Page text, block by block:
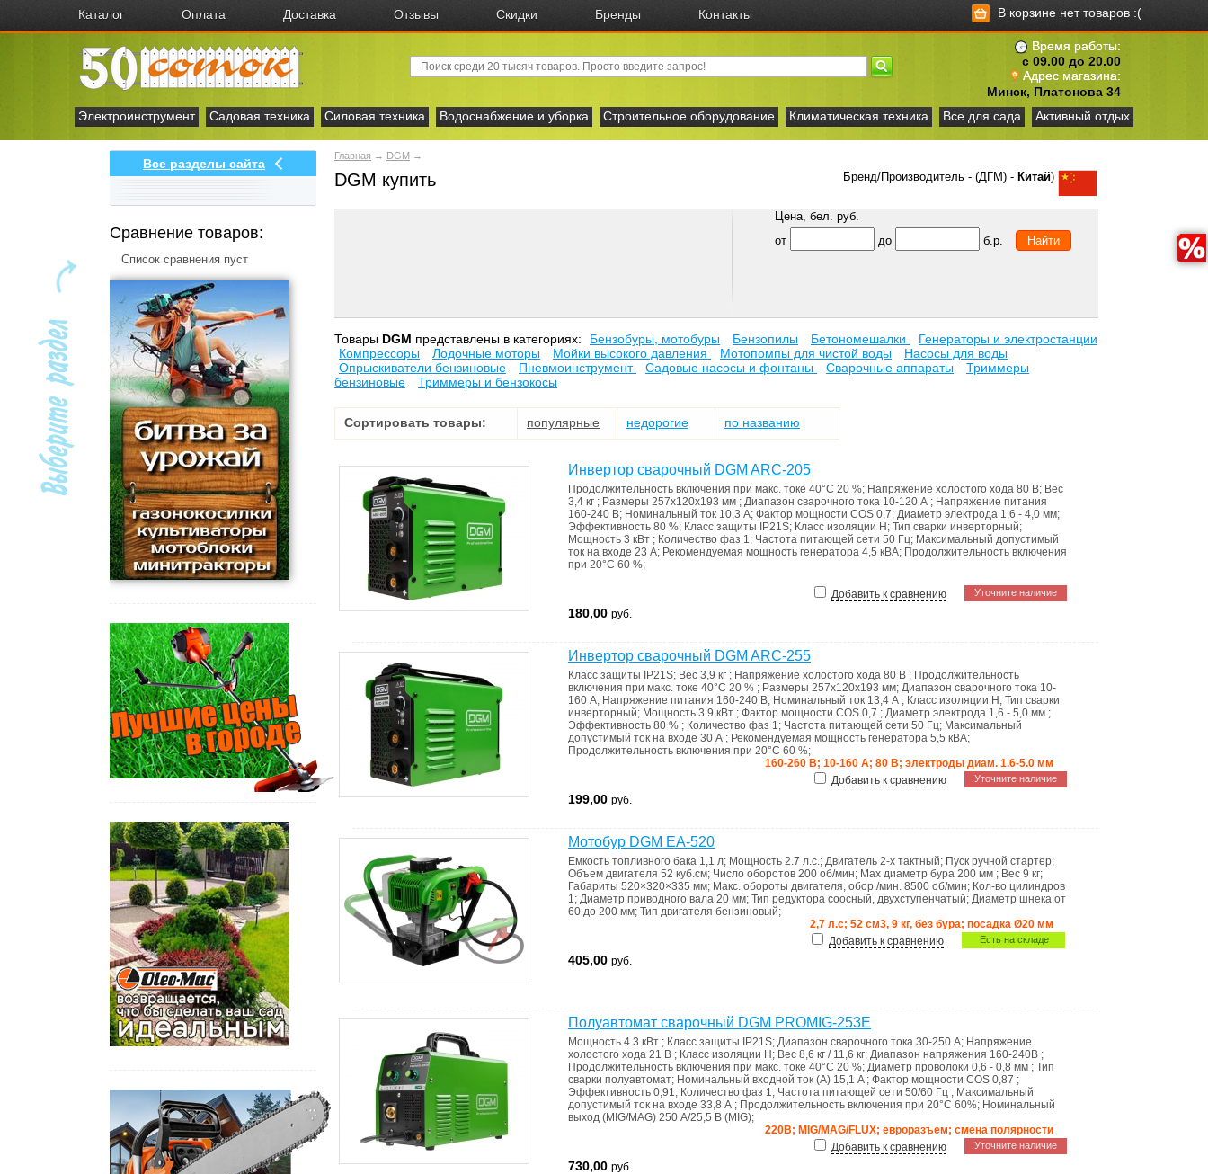
Каталог Оплата Доставка Отзывы Скидки Бренды Контакты В корзине нет товаров :(
Время работы:
с 09.00 до 20.00
Адрес магазина:
Минск, Платонова 34
Электроинструмент
Садовая техника Силовая техника Водоснабжение и уборка Строительное оборудование Климатическая техника Все для сада Активный отдых
Все разделы сайта
Сравнение товаров:
Список сравнения пуст
Главная → DGM →
DGM купить Бренд/Производитель - (ДГМ) - Китай)
Цена, бел. руб.
от
до б.р.
Товары DGM представлены в категориях: Бензобуры, мотобуры Бензопилы Бетономешалки
Генераторы и электростанции
Компрессоры
Лодочные моторы Мойки высокого давления Мотопомпы для чистой воды
Насосы для воды
Опрыскиватели бензиновые
Пневмоинструмент Садовые насосы и фонтаны Сварочные аппараты
Триммеры
бензиновые
Триммеры и бензокосы
Сортировать товары: популярные недорогие по названию
Инвертор сварочный DGM ARC-205
Продолжительность включения при макс. токе 40°C 20 %; Напряжение холостого хода 80 В; Вес
3,4 кг ; Размеры 257х120х193 мм ; Диапазон сварочного тока 10-120 А ; Напряжение питания
160-240 В; Номинальный ток 10,3 А; Фактор мощности COS 0,7; Диаметр электрода 1,6 - 4,0 мм;
Эффективность 80 %; Класс защиты IP21S; Класс изоляции H ; Тип сварки инверторный;
Мощность 3 кВт ; Количество фаз 1; Частота питающей сети 50 Гц; Максимальный допустимый
ток на входе 23 А; Рекомендуемая мощность генератора 4,5 кВА; Продолжительность включения
при 20°C 60 %;
Уточните наличие
Добавить к сравнению
180,00 руб.
Инвертор сварочный DGM ARC-255
Класс защиты IP21S; Вес 3,9 кг ; Напряжение холостого хода 80 В ; Продолжительность
включения при макс. токе 40°C 20 % ; Размеры 257х120х193 мм; Диапазон сварочного тока 10-
160 А; Напряжение питания 160-240 В; Номинальный ток 13,4 А ; Класс изоляции H ; Тип сварки
инверторный; Мощность 3.9 кВт ; Фактор мощности COS 0,7 ; Диаметр электрода 1,6 - 5,0 мм ;
Эффективность 80 % ; Количество фаз 1; Частота питающей сети 50 Гц; Максимальный
допустимый ток на входе 30 А ; Рекомендуемая мощность генератора 5,5 кВА;
Продолжительность включения при 20°C 60 %;
160-260 В; 10-160 А; 80 В; электроды диам. 1.6-5.0 мм
Уточните наличие
Добавить к сравнению
199,00 руб.
Мотобур DGM EA-520
Емкость топливного бака 1,1 л; Мощность 2.7 л.с.; Двигатель 2-х тактный; Пуск ручной стартер;
Объем двигателя 52 куб.см; Число оборотов 200 об/мин; Мах диаметр бура 200 мм ; Вес 9 кг;
Габариты 520×320×335 мм; Макс. обороты двигателя, обор./мин. 8500 об/мин; Кол-во цилиндров
1; Диаметр приводного вала 20 мм; Тип редуктора соосный, двухступенчатый; Диаметр шнека от
60 до 200 мм; Тип двигателя бензиновый;
2,7 л.с; 52 см3, 9 кг, без бура; посадка Ø20 мм
Есть на складе
Добавить к сравнению
405,00 руб.
Полуавтомат сварочный DGM PROMIG-253E
Мощность 4.3 кВт ; Класс защиты IP21S; Диапазон сварочного тока 30-250 А; Напряжение
холостого хода 21 В ; Класс изоляции H ; Вес 8,6 кг / 11,6 кг; Диапазон напряжения 160-240В ;
Продолжительность включения при макс. токе 40°C 20 %; Диаметр проволоки 0,6 - 0,8 мм ; Тип
сварки полуавтомат; Номинальный входной ток (А) 15,1 A ; Фактор мощности COS 0,87 ;
Эффективность 0,91; Количество фаз 1; Частота питающей сети 50/60 Гц ; Максимальный
допустимый ток на входе 33,8 А ; Продолжительность включения при 20°C 60%; Номинальный
выход (MIG/MAG) 250 A/25,5 В (МIG);
220В; MIG/MAG/FLUX; евроразъем; смена полярности
Уточните наличие
Добавить к сравнению
730,00 руб.